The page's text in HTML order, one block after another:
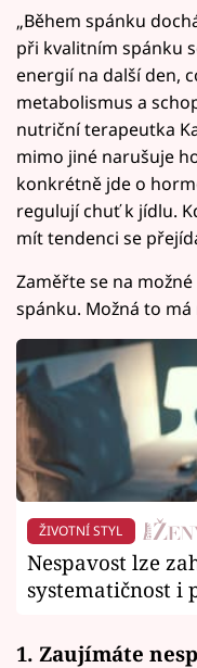
„Během spánku
při kvalitním spánku
energií na další den,
metabolismus a
nutriční terapeutka
mimo jiné narušuje
konkrétně jde o
regulují chuť k jídlu.
mít tendenci se
Zaměřte se na
spánku. Možná to
ŽIVOTNÍ STYL
Nespavost lze
systematičnost
1. Zaujímáte